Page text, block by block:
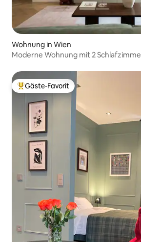
Wohnung in Wien
Moderne Wohnung mit 2
Beliebter Gäste-Favorit.
Gäste-Favorit